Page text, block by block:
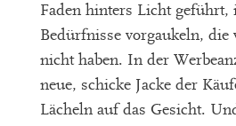
Faden hinters Licht geführt,
Bedürfnisse vorgaukeln,
nicht haben. In der
neue, schicke Jacke der
Lächeln auf das Gesicht.